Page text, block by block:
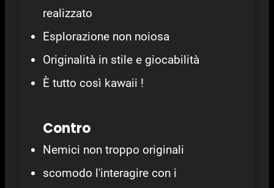
realizzato
Esplorazione non noiosa
Originalità in stile e giocabilità
È tutto così kawaii !
Contro
Nemici non troppo originali
scomodo l'interagire con i